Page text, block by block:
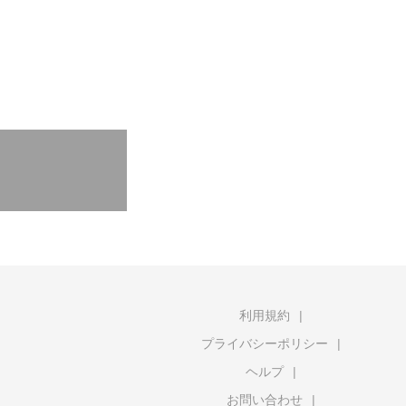
利用規約
プライバシーポリシー
ヘルプ
お問い合わせ